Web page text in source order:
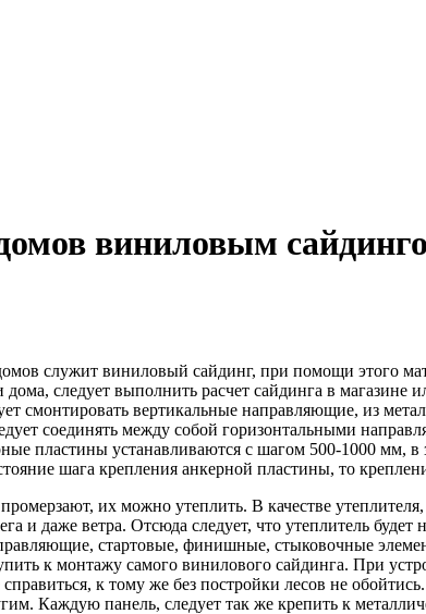
виниловым
служит виниловый сайдинг, при помощи этого
следует выполнить расчет сайдинга в магазине
смонтировать вертикальные направляющие, из
соединять между собой горизонтальными
пластины устанавливаются с шагом 500-1000 мм, в
шага крепления анкерной пластины, то
их можно утеплить. В качестве
и даже ветра. Отсюда следует, что утеплитель
стартовые, финишные, стыковочные
к монтажу самого винилового сайдинга. При
к тому же без постройки лесов не
Каждую панель, следует так же крепить к